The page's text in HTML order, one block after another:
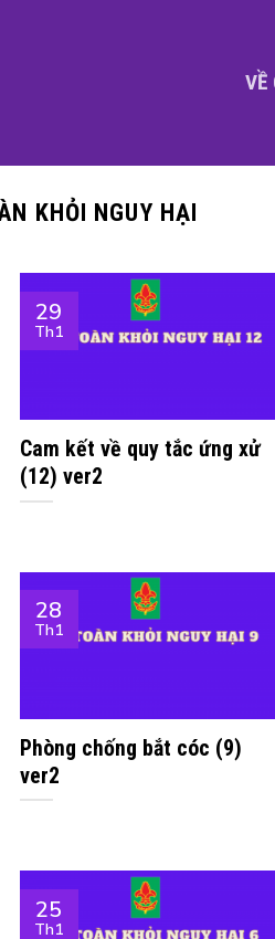
VỀ
KHỎI NGUY HẠI
Cam kết về quy tắc ứng xử
(12) ver2
29
Th1
Phòng chống bắt cóc (9)
ver2
28
Th1
25
Th1